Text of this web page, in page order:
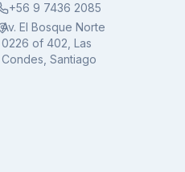
+56 9 7436 2085
Av. El Bosque Norte
0226 of 402, Las
Condes, Santiago